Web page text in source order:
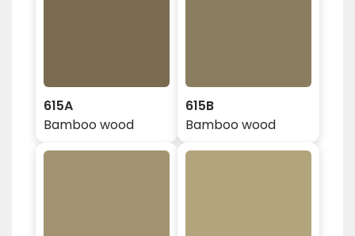
615A
Bamboo wood
615B
Bamboo wood